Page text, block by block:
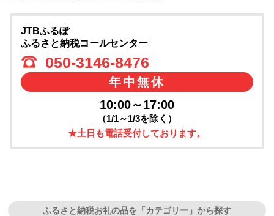
JTBふるぽ
ふるさと納税コールセンター
050-3146-8476
年中無休
10:00～17:00
（1/1～1/3を除く）
★土日も電話受付しております。
ふるさと納税お礼の品を「カテゴリー」から探す